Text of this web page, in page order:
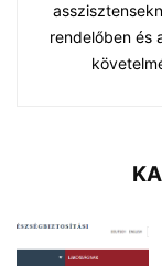
rendelőben és